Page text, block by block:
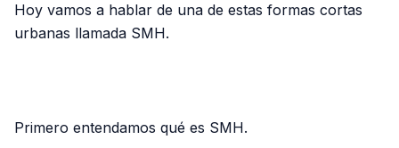
Hoy vamos a hablar de una de estas formas cortas
urbanas llamada SMH.
Primero entendamos qué es SMH.